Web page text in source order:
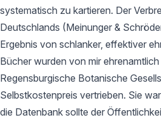
systematisch zu kartieren. Der
Deutschlands (Meinunger &
Ergebnis von schlanker, effektiver
Bücher wurden von mir
Regensburgische Botanische
Selbstkostenpreis vertrieben. Sie
die Datenbank sollte der